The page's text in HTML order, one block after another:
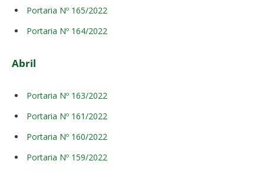
Portaria Nº 165/2022
Portaria Nº 164/2022
Abril
Portaria Nº 163/2022
Portaria Nº 161/2022
Portaria Nº 160/2022
Portaria Nº 159/2022